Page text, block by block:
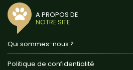
A PROPOS DE
NOTRE SITE
Qui sommes-nous ?
Politique de confidentialité